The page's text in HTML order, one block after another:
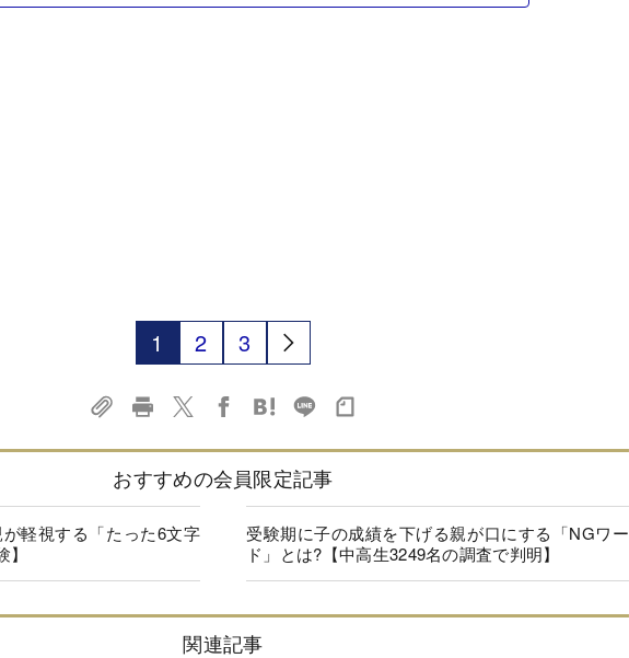
1 2 3
おすすめの会員限定記事
軽視する「たった6文字
受験期に子の成績を下げる親が口にする「NGワー
ド」とは?【中高生3249名の調査で判明】
関連記事